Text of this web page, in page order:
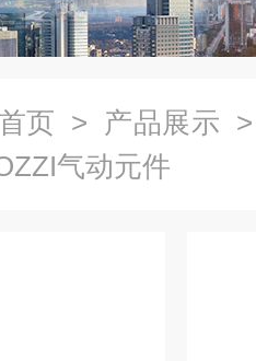
页 > 产品展示
气动元件